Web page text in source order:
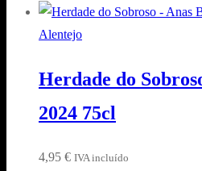
Alentejo
Herdade do
2024 75cl
4,95 € IVA incluído